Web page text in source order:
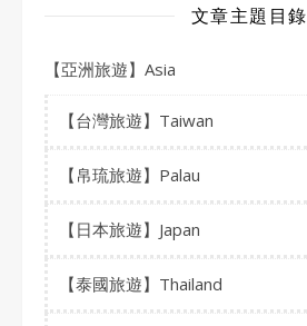
文章主題目錄
【亞洲旅遊】Asia
【台灣旅遊】Taiwan
【帛琉旅遊】Palau
【日本旅遊】Japan
【泰國旅遊】Thailand